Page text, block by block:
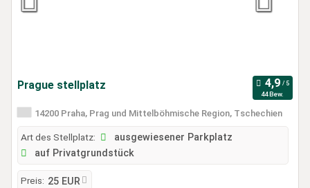
Prague stellplatz
44 Bew.
14200 Praha, Prag und Mittelböhmische Region, Tschechien
Art des Stellplatz:
ausgewiesener Parkplatz
auf Privatgrundstück
Preis: 25 EUR